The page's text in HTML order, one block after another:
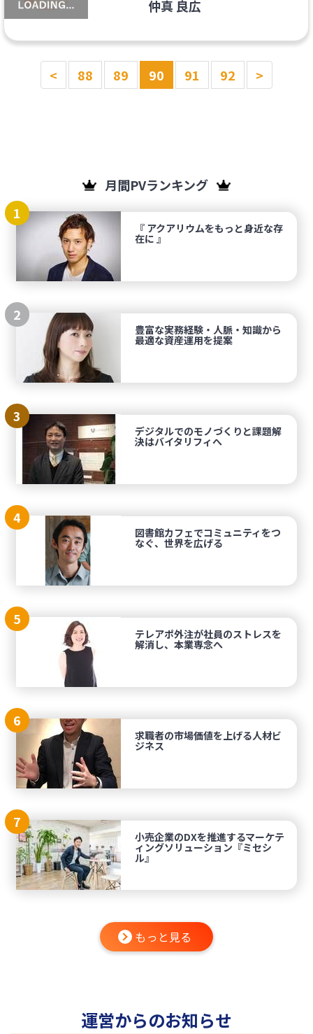
仲真 良広
< 88 89 90 91 92 >
月間PVランキング
1
『 アクアリウムをもっと身近な存
在に 』
2
豊富な実務経験・人脈・知識から
最適な資産運用を提案
3
デジタルでのモノづくりと課題解
決はバイタリフィへ
4
図書館カフェでコミュニティをつ
なぐ、世界を広げる
5
テレアポ外注が社員のストレスを
解消し、本業専念へ
6
求職者の市場価値を上げる人材ビ
ジネス
7
小売企業のDXを推進するマーケテ
ィングソリューション『ミセシ
ル』
もっと見る
運営からのお知らせ